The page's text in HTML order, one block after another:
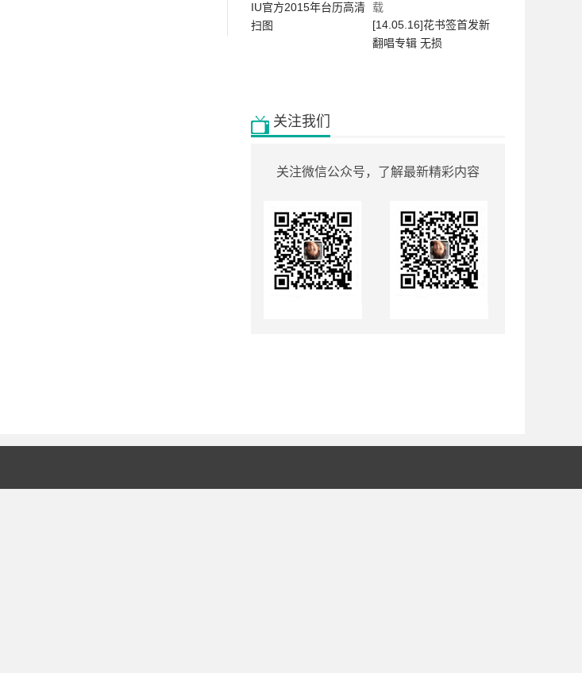
IU官方2015年台历高清
扫图
[14.05.16]花书签首发新
翻唱专辑 无损
关注我们
关注微信公众号，了解最新精彩内容